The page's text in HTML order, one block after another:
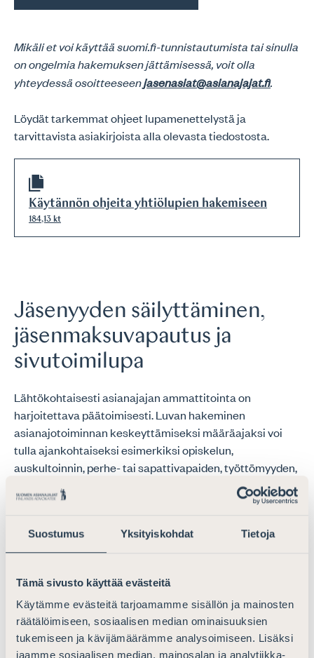
Suostumus Yksityiskohdat Tietoja
Tämä sivusto käyttää evästeitä
Käytämme evästeitä tarjoamamme sisällön ja mainosten
räätälöimiseen, sosiaalisen median ominaisuuksien
tukemiseen ja kävijämäärämme analysoimiseen. Lisäksi
jaamme sosiaalisen median, mainosalan ja analytiikka-
Mikäli et voi käyttää suomi.fi-tunnistautumista tai sinulla
on ongelmia hakemuksen jättämisessä, voit olla
yhteydessä osoitteeseenjasenasiat@asianajajat.fi.
Löydät tarkemmat ohjeet lupamenettelystä ja
tarvittavista asiakirjoista alla olevasta tiedostosta.
Käytännön ohjeita yhtiölupien hakemiseen
184,13 kt
Jäsenyyden säilyttäminen,
jäsenmaksuvapautus ja
sivutoimilupa
Lähtökohtaisesti asianajajan ammattitointa on
harjoitettava päätoimisesti. Luvan hakeminen
asianajotoiminnan keskeyttämiseksi määräajaksi voi
tulla ajankohtaiseksi esimerkiksi opiskelun,
auskultoinnin, perhe- tai sapattivapaiden, työttömyyden,
terveydellisten syiden tai secondmentin vuoksi.
Joissakin tilanteissa asianajaja voi olla velvollinen
hakea Suomen Asianajajien ASSI-asiointipalvelussa.
Jäsenyyden säilyttäminen ja
jäsenmaksuvapautus